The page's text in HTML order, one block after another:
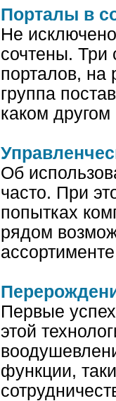
Порталы в
Не
сочтены. Три
порталов, на
группа
каком
Об
часто. При
попытках
рядом
Первые
этой
функции,